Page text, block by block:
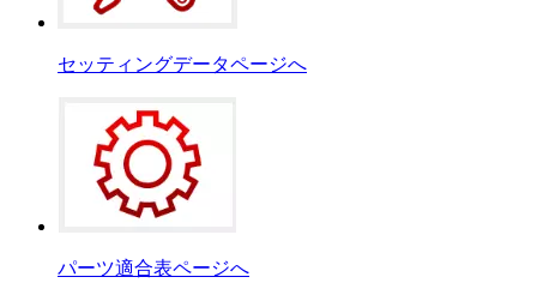
セッティングデータページへ
パーツ適合表ページへ